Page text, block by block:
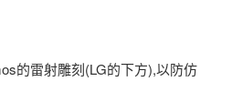
的雷射雕刻(LG的下方),以防仿